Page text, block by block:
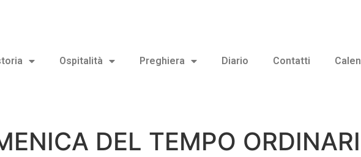
Ospitalità Preghiera Diario Contatti
DEL TEMPO